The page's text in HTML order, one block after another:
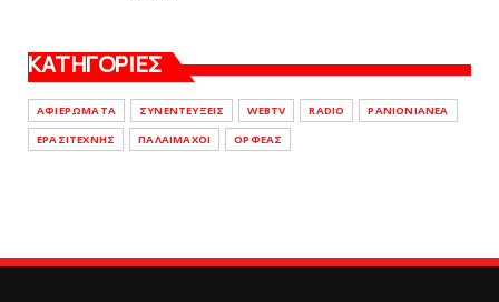
ΚΑΤΗΓΟΡΙΕΣ
ΑΦΙΕΡΩΜΑΤΑ ΣΥΝΕΝΤΕΥΞΕΙΣ WEBTV RADIO
PANIONIANEA
ΕΡΑΣΙΤΕΧΝΗΣ
ΠΑΛΑΙΜΑΧΟΙ ΟΡΦΕΑΣ